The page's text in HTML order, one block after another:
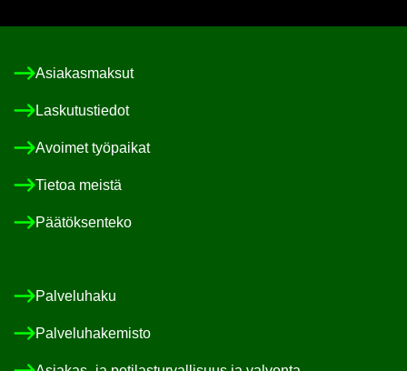
Asia­kas­mak­sut
Las­ku­tus­tie­dot
Avoi­met työ­pai­kat
Tie­toa meis­tä
Pää­tök­sen­te­ko
Pal­ve­lu­ha­ku
Pal­ve­lu­ha­ke­mis­to